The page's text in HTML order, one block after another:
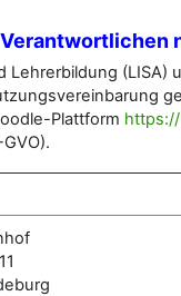
(LISA)
Plattform